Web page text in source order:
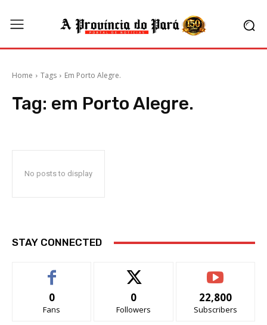
Home Tags Em Porto Alegre.
Tag: em Porto Alegre.
No posts to display
STAY CONNECTED
0
Fans
0
Followers
22,800
Subscribers